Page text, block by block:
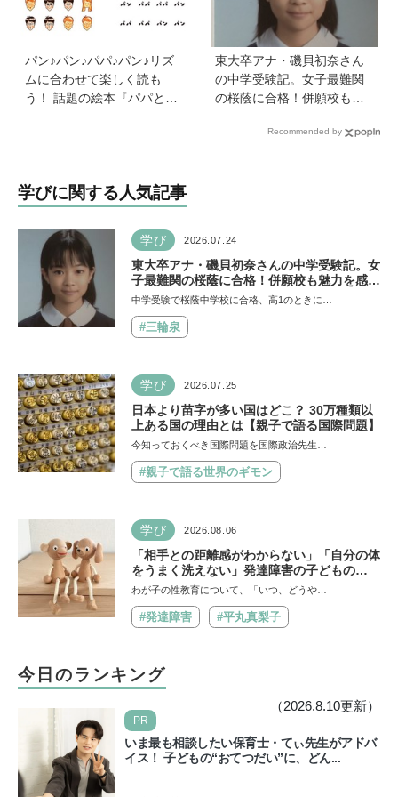
パン♪パン♪パパ♪パン♪リズ
ムに合わせて楽しく読も
う！ 話題の絵本『パパとパ
東大卒アナ・磯貝初奈さん
の中学受験記。女子最難関
の桜蔭に合格！併願校も魅
声かけは「睡眠が何より大
Recommended by
学びに関する人気記事
学び 2026.07.24
東大卒アナ・磯貝初奈さんの中学受験記。女
子最難関の桜蔭に合格！併願校も魅力を感じ
た渋渋に。母親の声かけは「睡眠が何より大
中学受験で桜蔭中学校に合格、高1のときに…
#三輪泉
学び 2026.07.25
日本より苗字が多い国はどこ？ 30万種類以
上ある国の理由とは【親子で語る国際問題】
今知っておくべき国際問題を国際政治先生…
#親子で語る世界のギモン
学び 2026.08.06
「相手との距離感がわからない」「自分の体
をうまく洗えない」発達障害の子どもの
「性」に関する困りごと・性教育のポイント
聞いた】
わが子の性教育について、「いつ、どうや…
#発達障害 #平丸真梨子
今日のランキング
（2026.8.10更新）
PR
いま最も相談したい保育士・てぃ先生がアドバ
イス！ 子どもの“おてつだい”に、どん...